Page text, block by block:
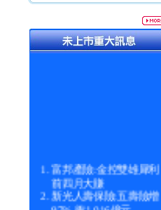
富邦產險:金控雙雄犀利
前四月大賺
新光人壽保險:五壽險增
97% 衝1,016億元